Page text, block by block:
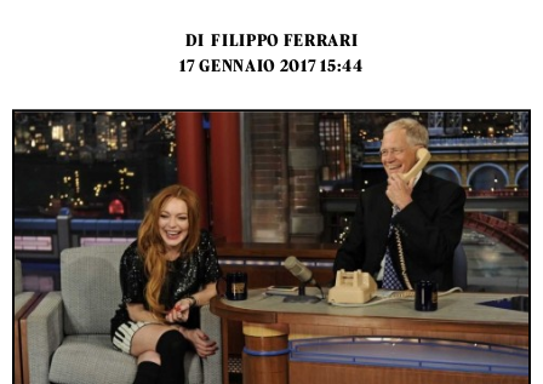
DI FILIPPO FERRARI
17 GENNAIO 2017 15:44